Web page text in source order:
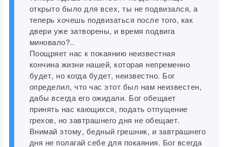
открыто было для всех, ты не подвизался, а
теперь хочешь подвизаться после того, как
двери уже затворены, и время подвига
миновало?..
Поощряет нас к покаянию неизвестная
кончина жизни нашей, которая непременно
будет, но когда будет, неизвестно. Бог
определил, что час этот был нам неизвестен,
дабы всегда его ожидали. Бог обещает
принять нас кающихся, подать отпущение
грехов, но завтрашнего дня не обещает.
Внимай этому, бедный грешник, и завтрашнего
дня не полагай себе для покаяния. Бог всегда